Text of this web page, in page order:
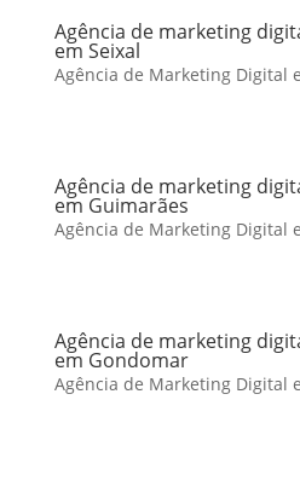
Agência de marketing
em Seixal
Agência de Marketing Digital
Agência de marketing
em Guimarães
Agência de Marketing Digital
Agência de marketing
em Gondomar
Agência de Marketing Digital